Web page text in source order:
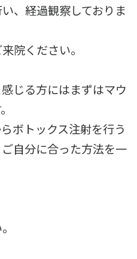
、経過観察しておりま
院ください。
じる方にはまずはマウ
ボトックス注射を行う
自分に合った方法を一